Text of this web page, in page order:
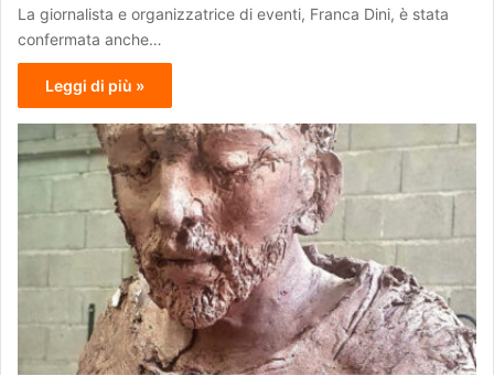
La giornalista e organizzatrice di eventi, Franca Dini, è stata
confermata anche…
Leggi di più »